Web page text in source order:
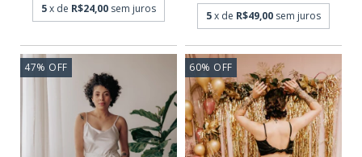
5x de R$24,00 sem juros
5x de R$49,00 sem juros
47% OFF 60% OFF